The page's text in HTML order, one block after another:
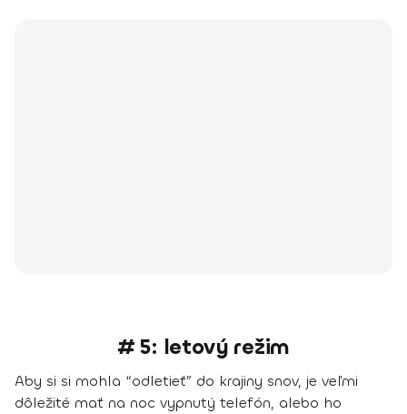
# 5: letový režim
Aby si si mohla “odletieť” do krajiny snov, je veľmi
dôležité mať na noc vypnutý telefón, alebo ho